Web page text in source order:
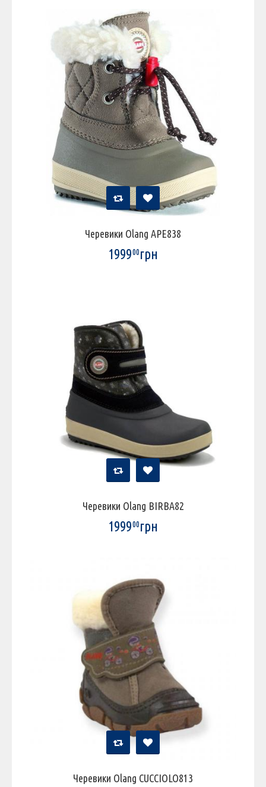
Черевики Olang APE838
199900грн
Черевики Olang BIRBA82
199900грн
Черевики Olang CUCCIOLO813